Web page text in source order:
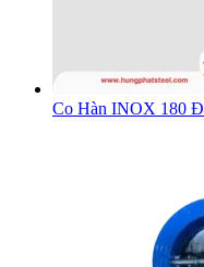
Co Hàn INOX 180